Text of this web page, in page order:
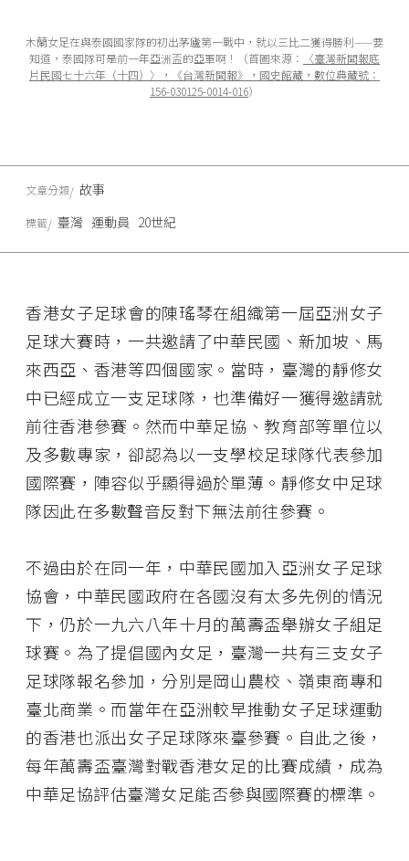
木蘭女足在與泰國國家隊的初出茅廬第一戰中，就以三比二獲得勝利——要
知道，泰國隊可是前一年亞洲盃的亞軍啊！（首圖來源：
〈臺灣新聞報底
片民國七十六年（十四）〉，《台灣新聞報》，國史館藏，數位典藏號：
156-030125-0014-016）
香港女子足球會的陳瑤琴在組織第一屆亞洲女子
足球大賽時，一共邀請了中華民國、新加坡、馬
來西亞、香港等四個國家。當時，臺灣的靜修女
中已經成立一支足球隊，也準備好一獲得邀請就
前往香港參賽。然而中華足協、教育部等單位以
及多數專家，卻認為以一支學校足球隊代表參加
國際賽，陣容似乎顯得過於單薄。靜修女中足球
隊因此在多數聲音反對下無法前往參賽。
不過由於在同一年，中華民國加入亞洲女子足球
協會，中華民國政府在各國沒有太多先例的情況
下，仍於一九六八年十月的萬壽盃舉辦女子組足
球賽。為了提倡國內女足，臺灣一共有三支女子
足球隊報名參加，分別是岡山農校、嶺東商專和
臺北商業。而當年在亞洲較早推動女子足球運動
的香港也派出女子足球隊來臺參賽。自此之後，
每年萬壽盃臺灣對戰香港女足的比賽成績，成為
中華足協評估臺灣女足能否參與國際賽的標準。
文章分類 故事
標籤 臺灣 運動員 20世紀